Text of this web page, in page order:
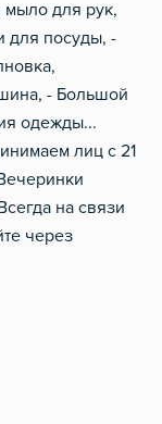
мыло для рук,
для посуды, -
- Большой
одежды...
лиц с 21
на связи
через